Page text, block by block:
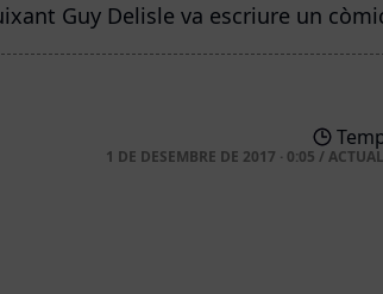
Guy Delisle va escriure un
1 DE DESEMBRE DE 2017 · 0:05 /